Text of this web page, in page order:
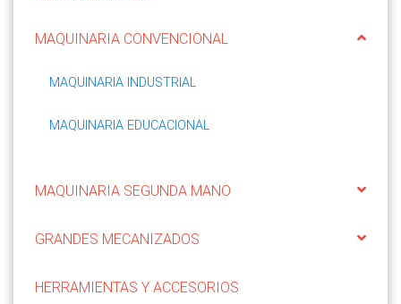
MAQUINARIA CONVENCIONAL
MAQUINARIA INDUSTRIAL
MAQUINARIA EDUCACIONAL
MAQUINARIA SEGUNDA MANO
GRANDES MECANIZADOS
HERRAMIENTAS Y ACCESORIOS